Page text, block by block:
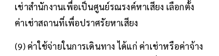
เช่าสำนักงานเพื่อเป็นศูนย์รณรงค์หาเสียง เลือกตั้ง
ค่าเช่าสถานที่เพื่อปราศรัยหาเสียง
(9) ค่าใช้จ่ายในการเดินทาง ได้แก่ ค่าเช่าหรือค่าจ้าง